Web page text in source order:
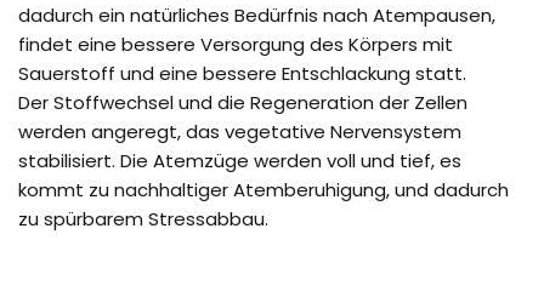
dadurch ein natürliches Bedürfnis nach Atempausen,
findet eine bessere Versorgung des Körpers mit
Sauerstoff und eine bessere Entschlackung statt.
Der Stoffwechsel und die Regeneration der Zellen
werden angeregt, das vegetative Nervensystem
stabilisiert. Die Atemzüge werden voll und tief, es
kommt zu nachhaltiger Atemberuhigung, und dadurch
zu spürbarem Stressabbau.